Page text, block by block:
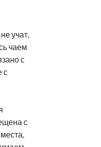
учат,
чаем
с
с
с